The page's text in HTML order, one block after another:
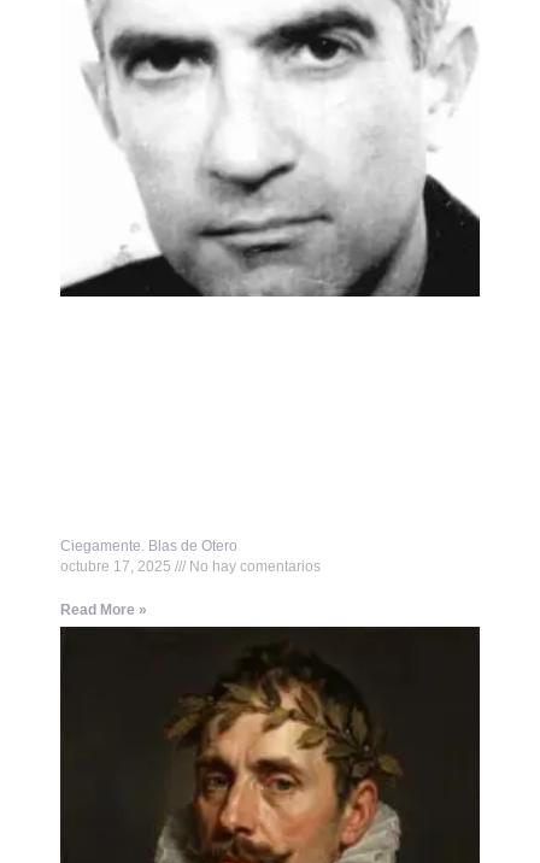
Ciegamente. Blas de Otero
octubre 17, 2025
No hay comentarios
Read More »